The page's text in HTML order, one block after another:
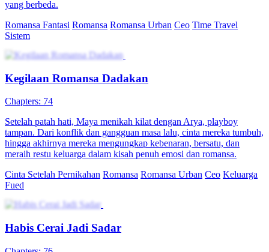
yang berbeda.
Romansa Fantasi Romansa Romansa Urban Ceo Time Travel
Sistem
Kegilaan Romansa Dadakan
Chapters: 74
Setelah patah hati, Maya menikah kilat dengan Arya, playboy
tampan. Dari konflik dan gangguan masa lalu, cinta mereka tumbuh,
hingga akhirnya mereka mengungkap kebenaran, bersatu, dan
meraih restu keluarga dalam kisah penuh emosi dan romansa.
Cinta Setelah Pernikahan Romansa Romansa Urban Ceo Keluarga
Fued
Habis Cerai Jadi Sadar